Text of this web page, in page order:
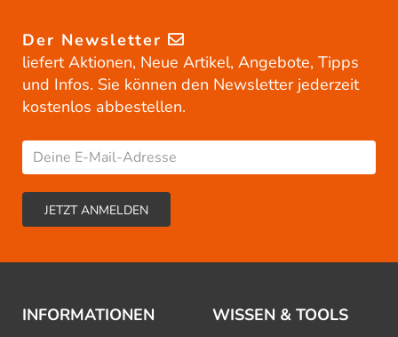
Der Newsletter
liefert Aktionen, Neue Artikel, Angebote, Tipps
und Infos. Sie können den Newsletter jederzeit
kostenlos abbestellen.
INFORMATIONEN WISSEN & TOOLS